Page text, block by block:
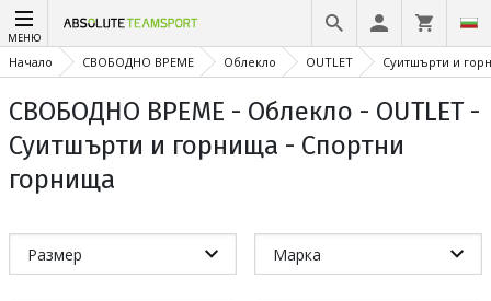
МЕНЮ
Начало СВОБОДНО ВРЕМЕ Облекло OUTLET Суитшърти и
СВОБОДНО ВРЕМЕ - Облекло - OUTLET -
Суитшърти и горнища - Спортни
горнища
Размер Марка